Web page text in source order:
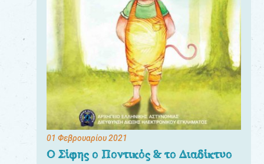
01 Φεβρουαρίου 2021
Ο Σίφης ο Ποντικός & το Διαδίκτυο